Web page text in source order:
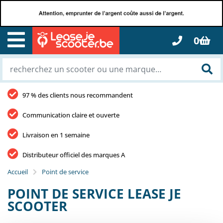
0
97 % des clients nous recommandent
Communication claire et ouverte
Livraison en 1 semaine
Distributeur officiel des marques A
Accueil
Point de service
POINT DE SERVICE LEASE JE
SCOOTER